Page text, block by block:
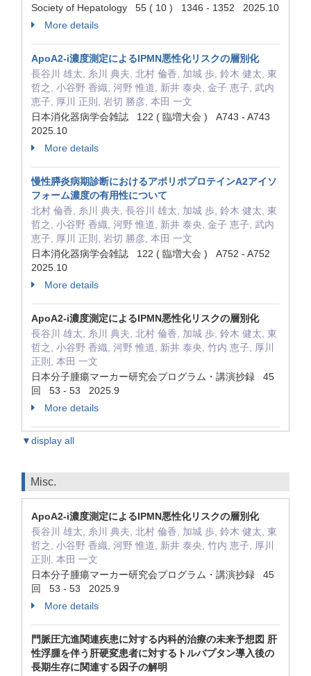
Society of Hepatology 55 ( 10 ) 1346 - 1352 2025.10
More details
ApoA2-i濃度測定によるIPMN悪性化リスクの層別化
長谷川 雄太, 糸川 典夫, 北村 倫香, 加城 歩, 鈴木 健太, 東
哲之, 小谷野 香織, 河野 惟道, 新井 泰央, 金子 恵子, 武内
恵子, 厚川 正則, 岩切 勝彦, 本田 一文
日本消化器病学会雑誌 122 ( 臨増大会 ) A743 - A743
2025.10
More details
慢性膵炎病期診断におけるアポリポプロテインA2アイソ
フォーム濃度の有用性について
北村 倫香, 糸川 典夫, 長谷川 雄太, 加城 歩, 鈴木 健太, 東
哲之, 小谷野 香織, 河野 惟道, 新井 泰央, 金子 恵子, 武内
恵子, 厚川 正則, 岩切 勝彦, 本田 一文
日本消化器病学会雑誌 122 ( 臨増大会 ) A752 - A752
2025.10
More details
ApoA2-i濃度測定によるIPMN悪性化リスクの層別化
長谷川 雄太, 糸川 典夫, 北村 倫香, 加城 歩, 鈴木 健太, 東
哲之, 小谷野 香織, 河野 惟道, 新井 泰央, 竹内 恵子, 厚川
正則, 本田 一文
日本分子腫瘍マーカー研究会プログラム・講演抄録 45
回 53 - 53 2025.9
More details
▼display all
Misc.
ApoA2-i濃度測定によるIPMN悪性化リスクの層別化
長谷川 雄太, 糸川 典夫, 北村 倫香, 加城 歩, 鈴木 健太, 東
哲之, 小谷野 香織, 河野 惟道, 新井 泰央, 竹内 恵子, 厚川
正則, 本田 一文
日本分子腫瘍マーカー研究会プログラム・講演抄録 45
回 53 - 53 2025.9
More details
門脈圧亢進関連疾患に対する内科的治療の未来予想図 肝
性浮腫を伴う肝硬変患者に対するトルバプタン導入後の
長期生存に関連する因子の解明